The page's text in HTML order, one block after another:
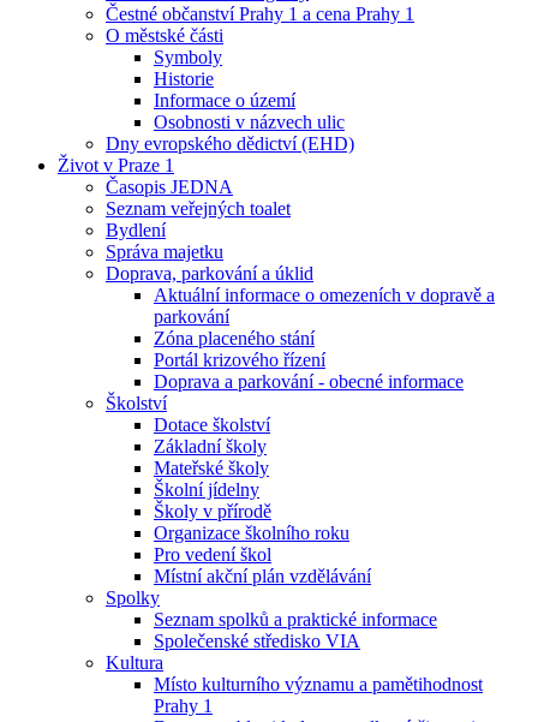
Čestné občanství Prahy 1 a cena Prahy 1
O městské části
Symboly
Historie
Informace o území
Osobnosti v názvech ulic
Dny evropského dědictví (EHD)
Život v Praze 1
Časopis JEDNA
Seznam veřejných toalet
Bydlení
Správa majetku
Doprava, parkování a úklid
Aktuální informace o omezeních v dopravě a
parkování
Zóna placeného stání
Portál krizového řízení
Doprava a parkování - obecné informace
Školství
Dotace školství
Základní školy
Mateřské školy
Školní jídelny
Školy v přírodě
Organizace školního roku
Pro vedení škol
Místní akční plán vzdělávání
Spolky
Seznam spolků a praktické informace
Společenské středisko VIA
Kultura
Místo kulturního významu a pamětihodnost
Prahy 1